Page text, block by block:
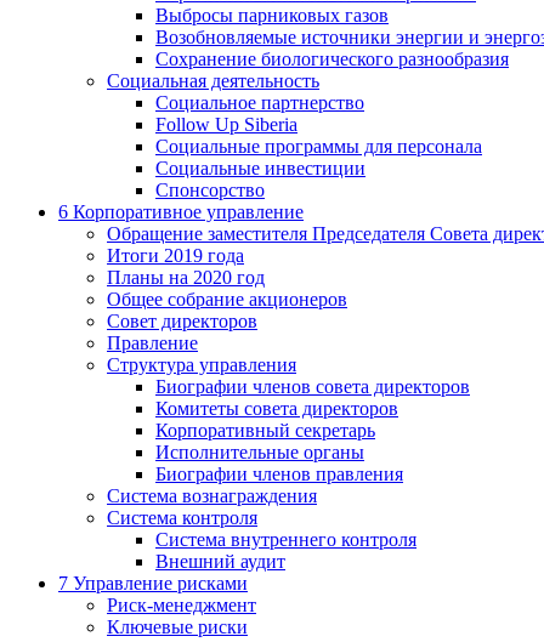
Выбросы парниковых газов
Возобновляемые источники энергии и
Сохранение биологического разнообразия
Социальная деятельность
Социальное партнерство
Follow Up Siberia
Социальные программы для персонала
Социальные инвестиции
Спонсорство
6 Корпоративное управление
Обращение заместителя Председателя Совета
Итоги 2019 года
Планы на 2020 год
Общее собрание акционеров
Совет директоров
Правление
Структура управления
Биографии членов совета директоров
Комитеты совета директоров
Корпоративный секретарь
Исполнительные органы
Биографии членов правления
Система вознаграждения
Система контроля
Система внутреннего контроля
Внешний аудит
7 Управление рисками
Риск-менеджмент
Ключевые риски